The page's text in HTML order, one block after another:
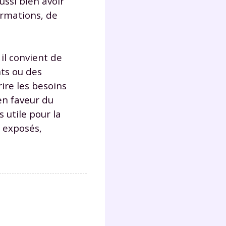
de
convient de
ou des
les besoins
faveur du
utile pour la